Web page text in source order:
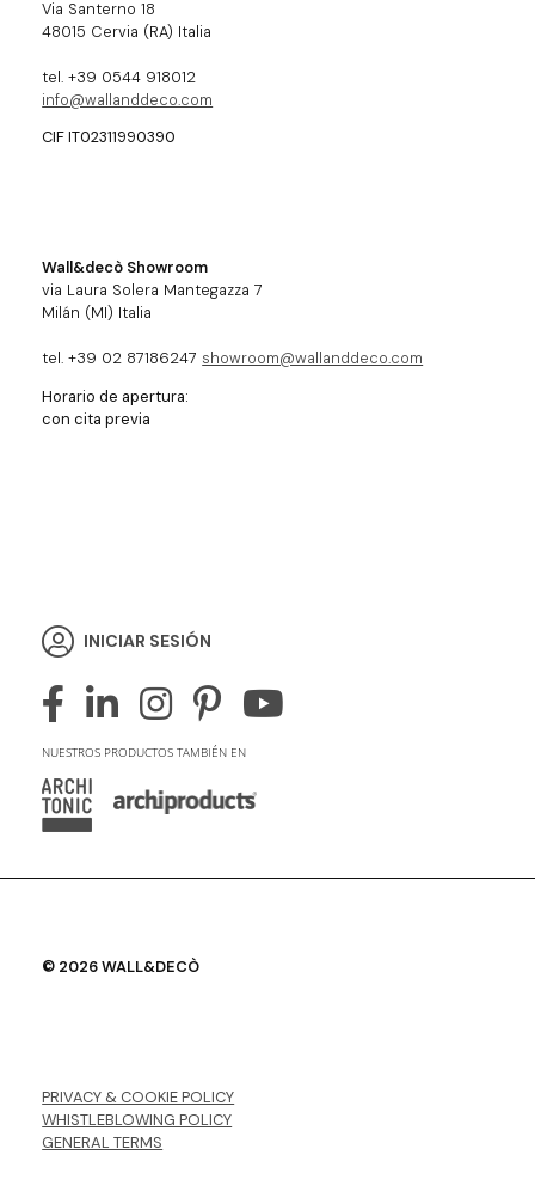
Via Santerno 18
48015 Cervia (RA) Italia
tel. +39 0544 918012
info@wallanddeco.com
CIF IT02311990390
Wall&decò Showroom
via Laura Solera Mantegazza 7
Milán (MI) Italia
tel. +39 02 87186247 showroom@wallanddeco.com
Horario de apertura:
con cita previa
INICIAR SESIÓN
NUESTROS PRODUCTOS TAMBIÉN EN
© 2026 WALL&DECÒ
PRIVACY & COOKIE POLICY
WHISTLEBLOWING POLICY
GENERAL TERMS